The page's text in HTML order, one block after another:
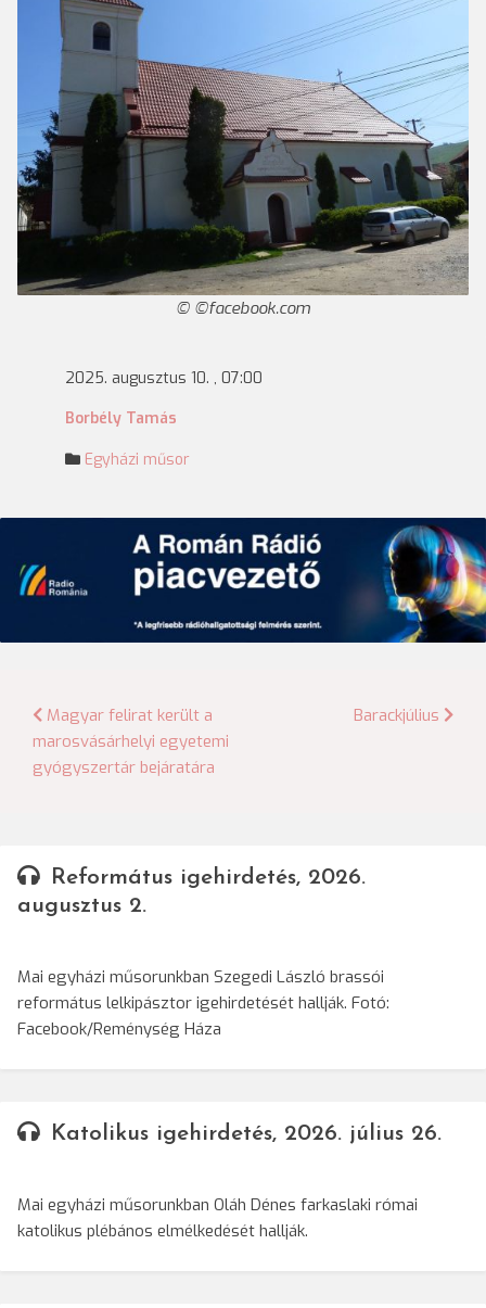
©facebook.com
2025. augusztus 10. , 07:00
Borbély Tamás
Egyházi műsor
Bejegyzés
navigáció
Magyar felirat került a
marosvásárhelyi egyetemi
gyógyszertár bejáratára
Barackjúlius
Református igehirdetés, 2026.
augusztus 2.
Mai egyházi műsorunkban Szegedi László brassói
református lelkipásztor igehirdetését hallják. Fotó:
Facebook/Reménység Háza
Katolikus igehirdetés, 2026. július 26.
Mai egyházi műsorunkban Oláh Dénes farkaslaki római
katolikus plébános elmélkedését hallják.